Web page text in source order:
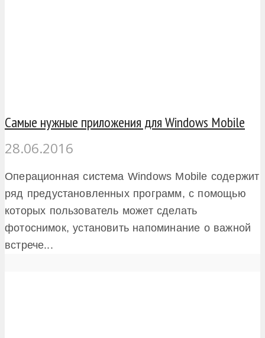
Самые нужные приложения для Windows Mobile
28.06.2016
Операционная система Windows Mobile содержит
ряд предустановленных программ, с помощью
которых пользователь может сделать
фотоснимок, установить напоминание о важной
встрече...